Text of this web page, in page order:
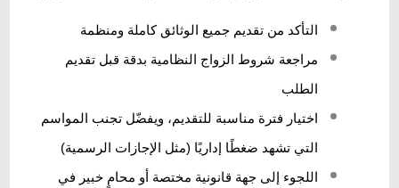
التأكد من تقديم جميع الوثائق كاملة ومنظمة
مراجعة شروط الزواج النظامية بدقة قبل تقديم
الطلب
اختيار فترة مناسبة للتقديم، ويفضّل تجنب المواسم
التي تشهد ضغطًا إداريًا (مثل الإجازات الرسمية)
اللجوء إلى جهة قانونية مختصة أو محامٍ خبير في